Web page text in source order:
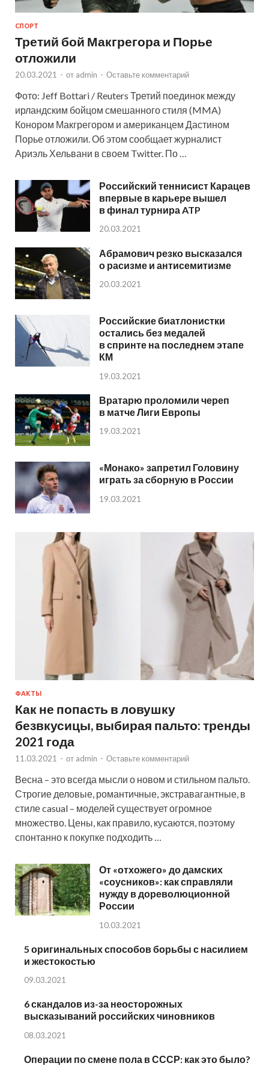
СПОРТ
Третий бой Макгрегора и Порье
отложили
20.03.2021 - от admin - Оставьте комментарий
Фото: Jeff Bottari / Reuters Третий поединок между
ирландским бойцом смешанного стиля (MMA)
Конором Макгрегором и американцем Дастином
Порье отложили. Об этом сообщает журналист
Ариэль Хельвани в своем Twitter. По …
Российский теннисист Карацев
впервые в карьере вышел
в финал турнира ATP
20.03.2021
Абрамович резко высказался
о расизме и антисемитизме
20.03.2021
Российские биатлонистки
остались без медалей
в спринте на последнем этапе
КМ
19.03.2021
Вратарю проломили череп
в матче Лиги Европы
19.03.2021
«Монако» запретил Головину
играть за сборную в России
19.03.2021
ФАКТЫ
Как не попасть в ловушку
безвкусицы, выбирая пальто: тренды
2021 года
11.03.2021 - от admin - Оставьте комментарий
Весна – это всегда мысли о новом и стильном пальто.
Строгие деловые, романтичные, экстравагантные, в
стиле casual – моделей существует огромное
множество. Цены, как правило, кусаются, поэтому
спонтанно к покупке подходить …
От «отхожего» до дамских
«соусников»: как справляли
нужду в дореволюционной
России
10.03.2021
5 оригинальных способов борьбы с насилием
и жестокостью
09.03.2021
6 скандалов из-за неосторожных
высказываний российских чиновников
08.03.2021
Операции по смене пола в СССР: как это было?